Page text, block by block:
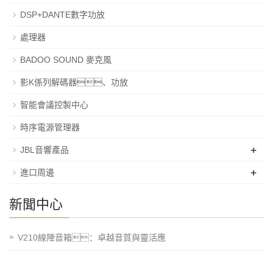
DSP+DANTE數字功放
處理器
BADOO SOUND 麥克風
影K係列解碼器、功放
智能會議控製中心
時序電源管理器
JBL音響產品 +
進口周邊 +
新聞中心
V210線陣音箱：卓越音質與靈活應